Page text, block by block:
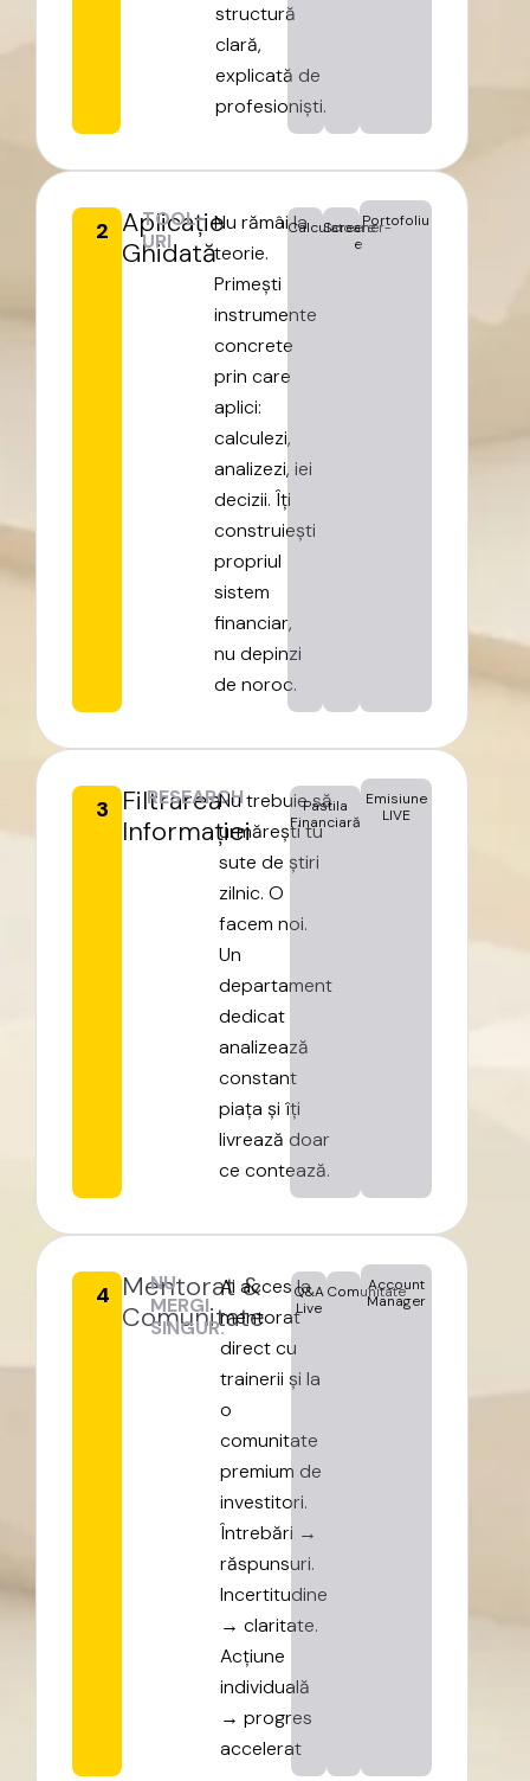
structură
clară,
explicată de
profesioniști.
2 Aplicație
Ghidată
TOOL-
URI
Nu rămâila
teorie.
Primești
instrumente
concrete
prin care
aplici:
calculezi,
analizezi, iei
decizii. Îți
construiești
propriul
sistem
financiar,
nu depinzi
de noroc.
Calculatoare
Screener-
e
Portofoliu
3 Filtrarea
Informației
RESEARCH
Nu trebuie să
urmăreștitu
sute de știri
zilnic. O
facem noi.
Un
departament
dedicat
analizează
constant
piața și îți
livrează doar
ce contează.
Pastila
Financiară
Emisiune
LIVE
4 Mentorat &
Comunitate
NU
MERGI
SINGUR.
Ai acces la
mentorat
direct cu
trainerii și la
o
comunitate
premium de
investitori.
Întrebări →
răspunsuri.
Incertitudine
→ claritate.
Acțiune
individuală
→ progres
accelerat
Q&A
Live
Comunitate
Account
Manager